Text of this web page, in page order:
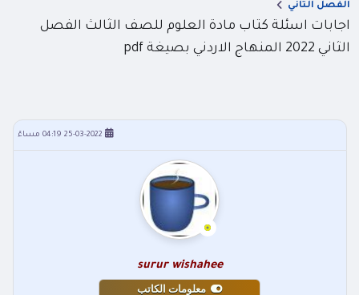
الفصل الثاني
اجابات اسئلة كتاب مادة العلوم للصف الثالث الفصل
الثاني 2022 المنهاج الاردني بصيغة pdf
25-03-2022 04:19 مساءً
surur wishahee
معلومات الكاتب